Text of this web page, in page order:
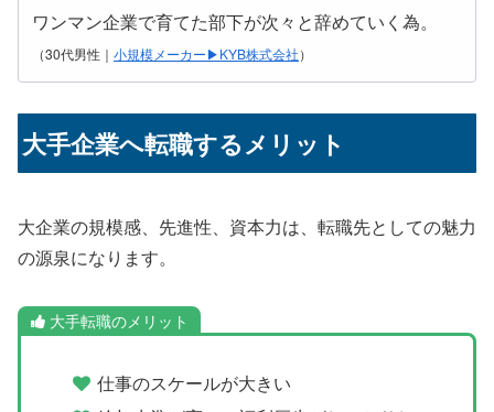
ワンマン企業で育てた部下が次々と辞めていく為。
（30代男性｜ 小規模メーカー▶KYB株式会社）
大手企業へ転職するメリット
大企業の規模感、先進性、資本力は、転職先としての魅力
の源泉になります。
大手転職のメリット
仕事のスケールが大きい